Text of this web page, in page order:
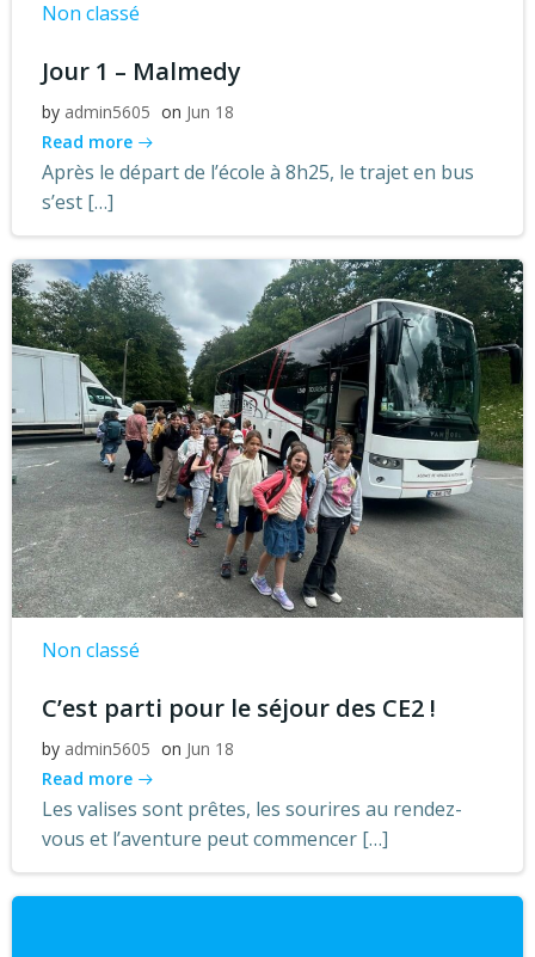
Non classé
Jour 1 – Malmedy
by admin5605 on Jun 18
Read more
Après le départ de l’école à 8h25, le trajet en bus
s’est […]
Non classé
C’est parti pour le séjour des CE2 !
by admin5605 on Jun 18
Read more
Les valises sont prêtes, les sourires au rendez-
vous et l’aventure peut commencer […]